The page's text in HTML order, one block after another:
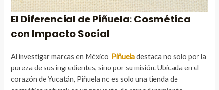
El Diferencial de Piñuela: Cosmética
con Impacto Social
Al investigar marcas en México, Piñueladestaca no solo por la
pureza de sus ingredientes, sino por su misión. Ubicada en el
corazón de Yucatán, Piñuela no es solo una tienda de